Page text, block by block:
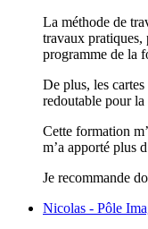
La méthode de
travaux pratiques,
programme de la
De plus, les
redoutable pour la
Cette formation
m’a apporté plus
Je recommande
Nicolas - Pôle